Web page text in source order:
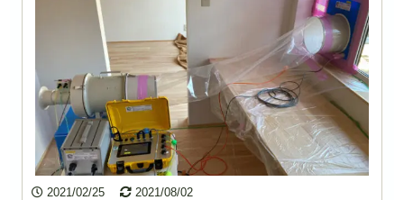
2021/02/25 2021/08/02